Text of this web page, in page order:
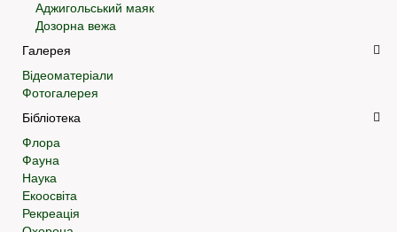
Аджигольський маяк
Дозорна вежа
Галерея
Відеоматеріали
Фотогалерея
Бібліотека
Флора
Фауна
Наука
Екоосвіта
Рекреація